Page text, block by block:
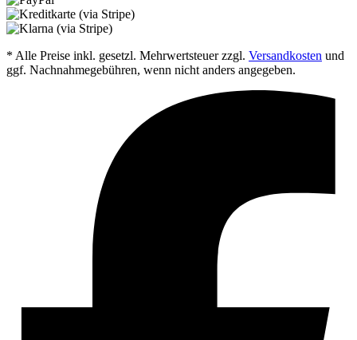
* Alle Preise inkl. gesetzl. Mehrwertsteuer zzgl. Versandkosten und
ggf. Nachnahmegebühren, wenn nicht anders angegeben.